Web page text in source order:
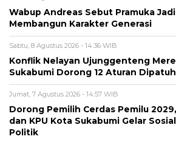
Wabup Andreas Sebut Pramuka
Membangun Karakter Generasi ‎
Sabtu, 8 Agustus 2026 - 14:36 WIB
Konflik Nelayan Ujunggenteng
Sukabumi Dorong 12 Aturan
Jumat, 7 Agustus 2026 - 14:57 WIB
Dorong Pemilih Cerdas Pemilu
dan KPU Kota Sukabumi Gelar
Politik